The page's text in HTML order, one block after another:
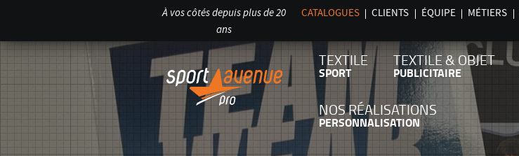
À vos côtés depuis plus de 20
ans
CATALOGUES CLIENTS ÉQUIPE MÉTIERS
TEXTILE
SPORT
TEXTILE & OBJET
PUBLICITAIRE
NOS RÉALISATIONS
PERSONNALISATION